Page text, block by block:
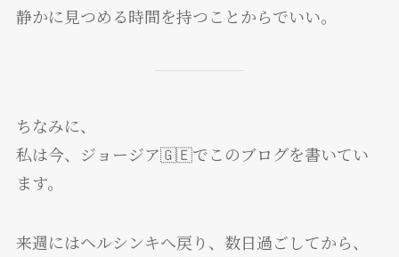
静かに見つめる時間を持つことからでいい。
ちなみに、
私は今、ジョージア🇬🇪でこのブログを書いてい
ます。
来週にはヘルシンキへ戻り、数日過ごしてから、